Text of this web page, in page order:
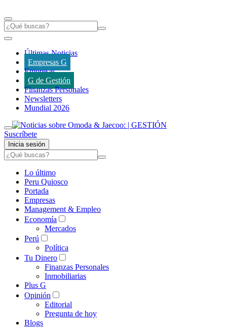
Últimas Noticias
Empresas G
Empresas
G de Gestión
Finanzas Personales
Newsletters
Mundial 2026
Suscríbete
Inicia sesión
Lo último
Peru Quiosco
Portada
Empresas
Management & Empleo
Economía
Mercados
Perú
Política
Tu Dinero
Finanzas Personales
Inmobiliarias
Plus G
Opinión
Editorial
Pregunta de hoy
Blogs